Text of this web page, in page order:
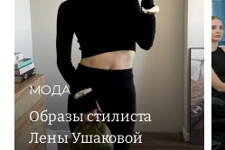
МОДА
Образы стилиста
Лены Ушаковой